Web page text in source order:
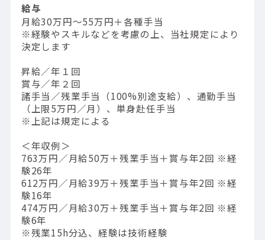
給与
月給30万円～55万円＋各種手当
※経験やスキルなどを考慮の上、当社規定により
決定します
昇給／年１回
賞与／年２回
諸手当／残業手当（100%別途支給）、通勤手当
（上限5万円／月）、単身赴任手当
※上記は規定による
＜年収例＞
763万円／⽉給50万＋残業⼿当＋賞与年2回 ※経
験26年
612万円／⽉給39万＋残業⼿当＋賞与年2回 ※経
験16年
474万円／⽉給30万＋残業⼿当＋賞与年2回 ※経
験6年
※残業15h分込、経験は技術経験